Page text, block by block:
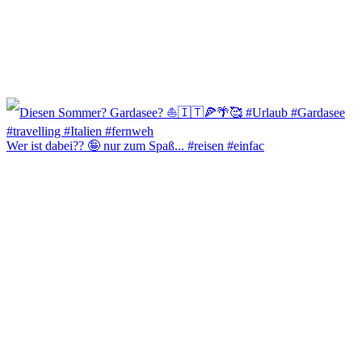
Wer ist dabei?? 🤪 nur zum Spaß... #reisen #einfac